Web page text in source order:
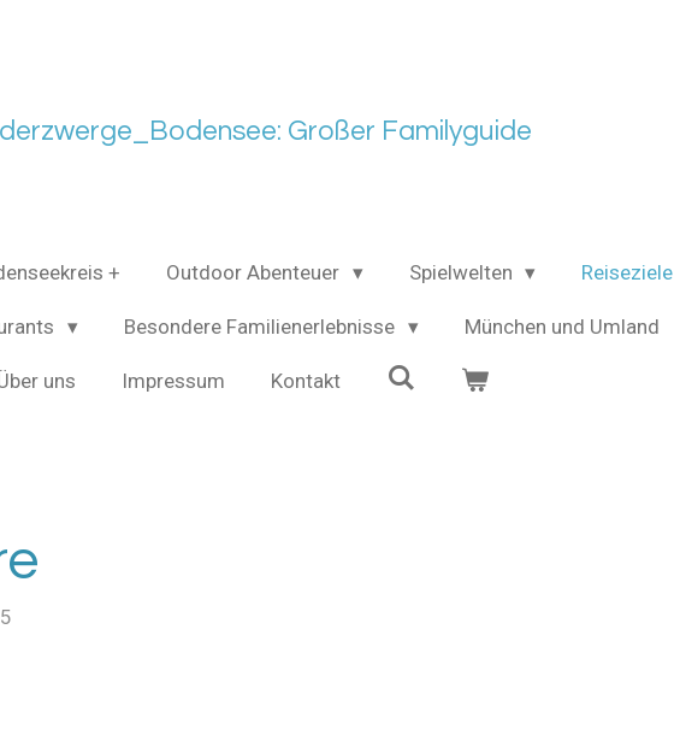
Großer Familyguide
+ Outdoor Abenteuer Spielwelten Reiseziele
Besondere Familienerlebnisse München und Umland
uns Impressum Kontakt